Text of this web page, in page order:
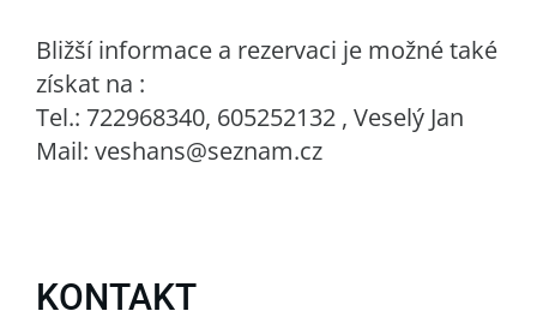
Bližší informace a rezervaci je možné také
získat na :
Tel.: 722968340, 605252132 , Veselý Jan
Mail: veshans@seznam.cz
KONTAKT